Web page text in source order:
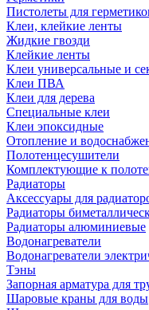
Пистолеты для
Клеи, клейкие ленты
Жидкие гвозди
Клейкие ленты
Клеи универсальные и
Клеи ПВА
Клеи для дерева
Специальные клеи
Клеи эпоксидные
Отопление и
Полотенцесушители
Комплектующие к
Радиаторы
Аксессуары для
Радиаторы
Радиаторы алюминиевые
Водонагреватели
Водонагреватели
Тэны
Запорная арматура для
Шаровые краны для воды